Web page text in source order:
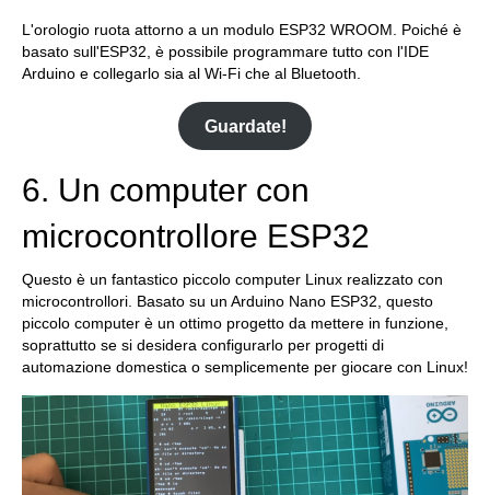
L'orologio ruota attorno a un modulo ESP32 WROOM. Poiché è
basato sull'ESP32, è possibile programmare tutto con l'IDE
Arduino e collegarlo sia al Wi-Fi che al Bluetooth.
Guardate!
6. Un computer con
microcontrollore ESP32
Questo è un fantastico piccolo computer Linux realizzato con
microcontrollori. Basato su un Arduino Nano ESP32, questo
piccolo computer è un ottimo progetto da mettere in funzione,
soprattutto se si desidera configurarlo per progetti di
automazione domestica o semplicemente per giocare con Linux!